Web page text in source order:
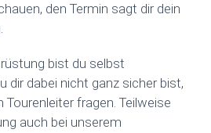
den Termin sagt dir dein
bist du selbst
dir dabei nicht ganz sicher bist,
Tourenleiter fragen. Teilweise
auch bei unserem